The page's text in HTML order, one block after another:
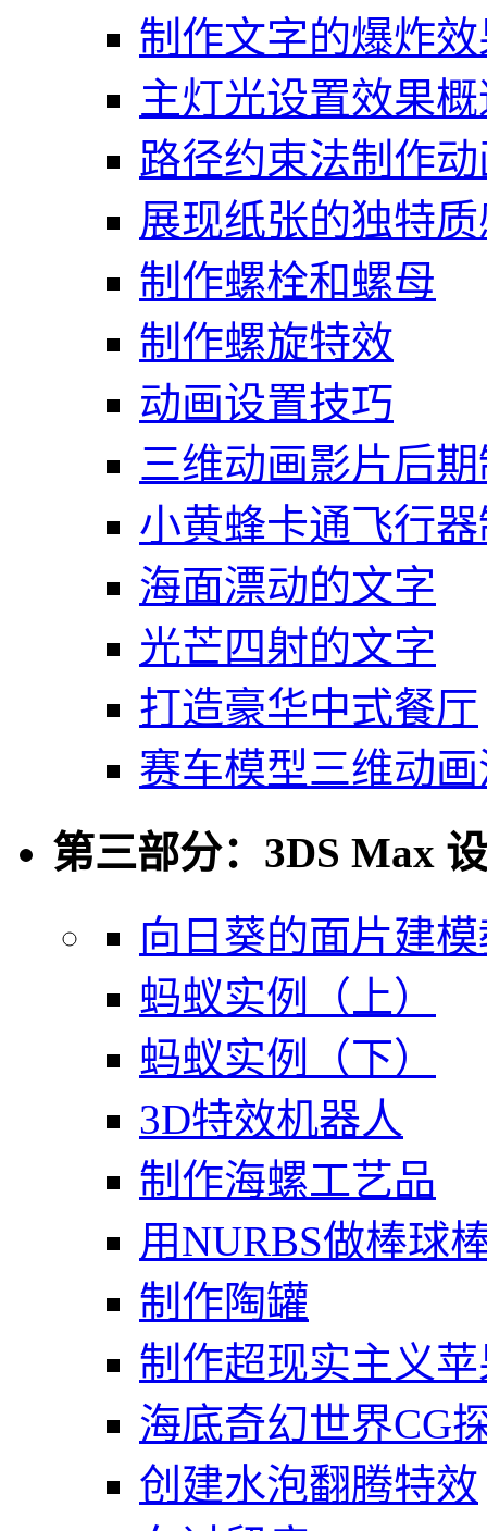
制作文字的爆炸
主灯光设置效果
路径约束法制作
展现纸张的独特
制作螺栓和螺母
制作螺旋特效
动画设置技巧
三维动画影片后
小黄蜂卡通飞行
海面漂动的文字
光芒四射的文字
打造豪华中式餐厅
赛车模型三维动
第三部分：3DS Max
向日葵的面片建
蚂蚁实例（上）
蚂蚁实例（下）
3D特效机器人
制作海螺工艺品
用NURBS做棒球
制作陶罐
制作超现实主义
海底奇幻世界CG
创建水泡翻腾特效